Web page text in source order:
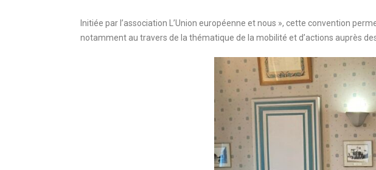
Initiée par l’association L’Union européenne et nous », cette convention
notamment au travers de la thématique de la mobilité et d’actions auprès